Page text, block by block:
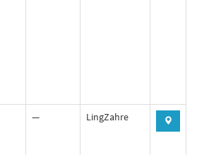
— LingZahre